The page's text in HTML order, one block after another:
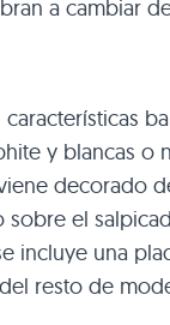
a cambiar
y blancas o
decorado
el
incluye una
resto de